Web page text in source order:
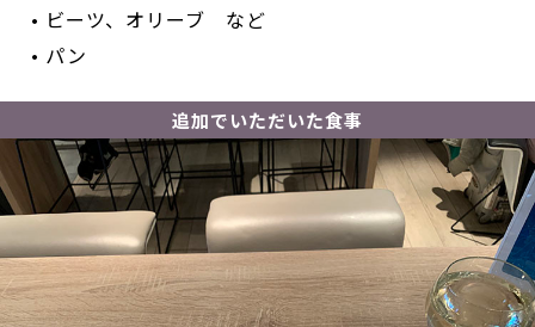
• ビーツ、オリーブ など
• パン
追加でいただいた食事